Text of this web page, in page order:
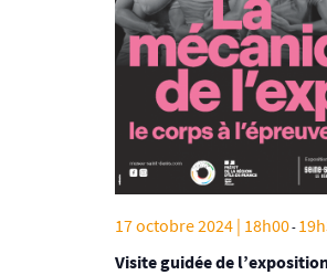
Visite guidée de
17 octobre 2024 | 18h00-